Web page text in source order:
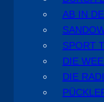
AB IN
SPORT
DIE
DIE